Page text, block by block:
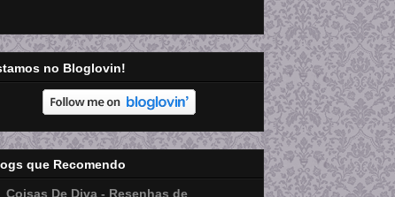
no Bloglovin!
que Recomendo
Coisas De Diva - Resenhas de